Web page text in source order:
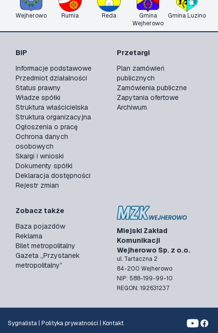
Wejherowo Rumia Reda
Gmina
Wejherowo
Gmina Luzino
Miejski Zakład
Komunikacji
Wejherowo Sp. z o.o.
ul. Tartaczna 2
84-200 Wejherowo
NIP: 588-199-99-10
REGON: 192631237
BIP
Informacje podstawowe
Przedmiot działalności
Status prawny
Władze spółki
Struktura właścicielska
Struktura organizacyjna
Ogłoszenia o pracę
Ochrona danych
osobowych
Skargi i wnioski
Dokumenty spółki
Deklaracja dostępności
Rejestr zmian
Przetargi
Plan zamówień
publicznych
Zamówienia publiczne
Zapytania ofertowe
Archiwum
Zobacz także
Baza pojazdów
Reklama
Bilet metropolitalny
Gazeta „Przystanek
metropolitalny”
Sygnalista Polityka prywatności Kontakt